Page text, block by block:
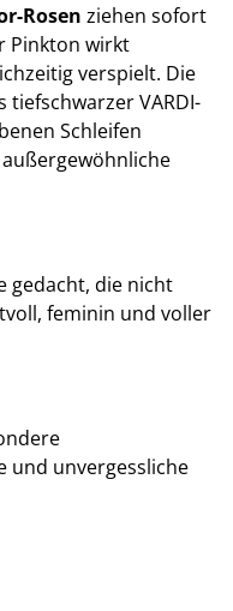
Rosen ziehen sofort
Pinkton wirkt
verspielt. Die
VARDI-
Schleifen
gedacht, die nicht
feminin und voller
und unvergessliche